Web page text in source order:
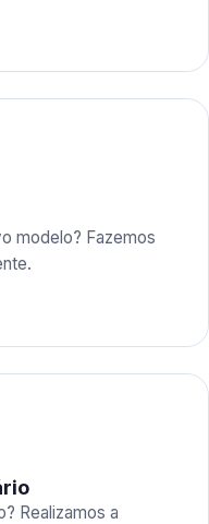
modelo? Fazemos
Realizamos a